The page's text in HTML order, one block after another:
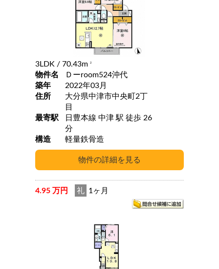
3LDK / 70.43m 2
物件名
Ｄーroom524沖代
築年
2022年03月
住所
大分県中津市中央町2丁
目
最寄駅
日豊本線 中津 駅 徒歩 26
分
構造
軽量鉄骨造
4.95 万円 礼 1ヶ月